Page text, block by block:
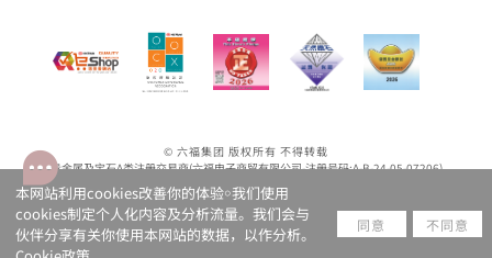
© 六福集团 版权所有 不得转载
贵金属及宝石A类注册交易商(六福电子商贸有限公司-注册号码:A-B-24-05-07206)
贵金属及宝石B类注册交易商(六福集团有限公司-注册号码:B-B-24-05-07258; 六福珠宝金行(香港)
有限公司-注册号码:B-B-24-05-07259)
版权声明 | 私隐政策 | 条款及细则
本网站利用cookies改善你的体验￮我们使用
cookies制定个人化内容及分析流量。我们会与
伙伴分享有关你使用本网站的数据，以作分析。
同意 不同意